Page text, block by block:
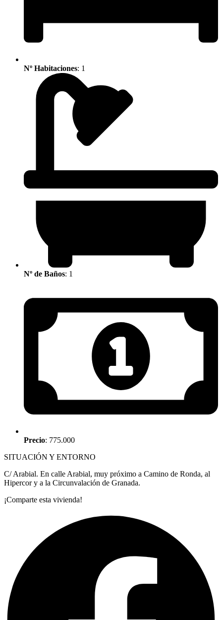
Nº Habitaciones: 1
Nº de Baños: 1
Precio: 775.000
SITUACIÓN Y ENTORNO
C/ Arabial. En calle Arabial, muy próximo a Camino de Ronda, al
Hipercor y a la Circunvalación de Granada.
¡Comparte esta vivienda!